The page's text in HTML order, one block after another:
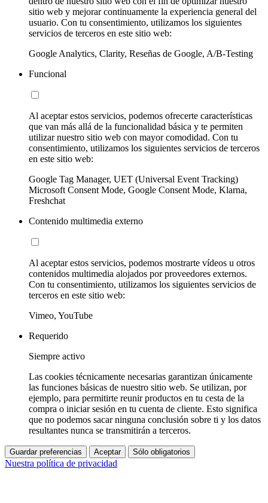
sitio web y mejorar continuamente la experiencia general del
usuario. Con tu consentimiento, utilizamos los siguientes
servicios de terceros en este sitio web:
Google Analytics, Clarity, Reseñas de Google, A/B-Testing
Funcional
Al aceptar estos servicios, podemos ofrecerte características
que van más allá de la funcionalidad básica y te permiten
utilizar nuestro sitio web con mayor comodidad. Con tu
consentimiento, utilizamos los siguientes servicios de terceros
en este sitio web:
Google Tag Manager, UET (Universal Event Tracking)
Microsoft Consent Mode, Google Consent Mode, Klarna,
Freshchat
Contenido multimedia externo
Al aceptar estos servicios, podemos mostrarte vídeos u otros
contenidos multimedia alojados por proveedores externos.
Con tu consentimiento, utilizamos los siguientes servicios de
terceros en este sitio web:
Vimeo, YouTube
Requerido
Siempre activo
Las cookies técnicamente necesarias garantizan únicamente
las funciones básicas de nuestro sitio web. Se utilizan, por
ejemplo, para permitirte reunir productos en tu cesta de la
compra o iniciar sesión en tu cuenta de cliente. Esto significa
que no podemos sacar ninguna conclusión sobre ti y los datos
resultantes nunca se transmitirán a terceros.
Guardar preferencias Aceptar Sólo obligatorios
Nuestra política de privacidad